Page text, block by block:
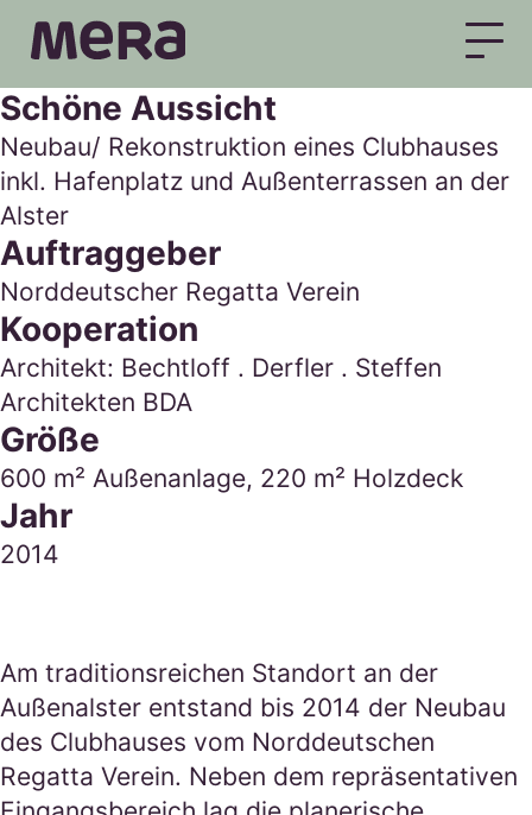
Schöne Aussicht
Neubau/ Rekonstruktion eines Clubhauses
inkl. Hafenplatz und Außenterrassen an der
Alster
Auftraggeber
Norddeutscher Regatta Verein
Kooperation
Architekt: Bechtloff . Derfler . Steffen
Architekten BDA
Größe
600 m² Außenanlage, 220 m² Holzdeck
Jahr
2014
Am traditionsreichen Standort an der
Außenalster entstand bis 2014 der Neubau
des Clubhauses vom Norddeutschen
Regatta Verein. Neben dem repräsentativen